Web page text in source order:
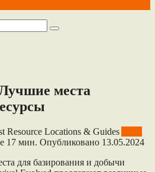
места
17 мин. Опубликовано 13.05.2024
для базирования и добычи